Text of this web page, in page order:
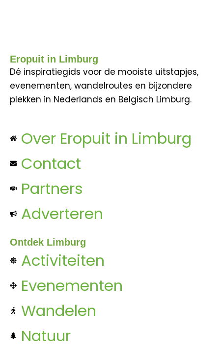
Eropuit in Limburg
Dé inspiratiegids voor de mooiste uitstapjes,
evenementen, wandelroutes en bijzondere
plekken in Nederlands en Belgisch Limburg.
Over Eropuit in Limburg
Contact
Partners
Adverteren
Ontdek Limburg
Activiteiten
Evenementen
Wandelen
Natuur